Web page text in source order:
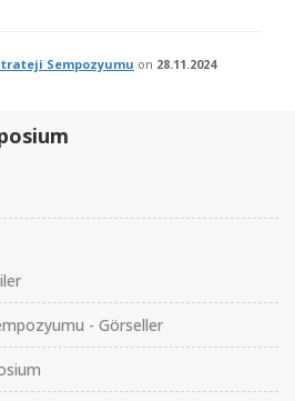
Sempozyumu on 28.11.2024
- Görseller